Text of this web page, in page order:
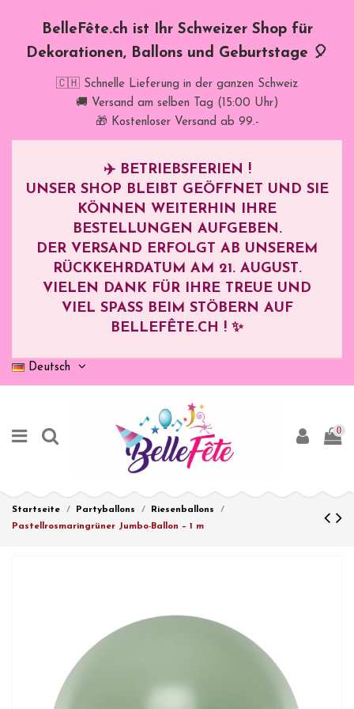
BelleFête.ch ist Ihr Schweizer Shop für
Dekorationen, Ballons und Geburtstage 🎈
🇨🇭 Schnelle Lieferung in der ganzen Schweiz
🚚 Versand am selben Tag (15:00 Uhr)
🎁 Kostenloser Versand ab 99.-
✈️ BETRIEBSFERIEN !
UNSER SHOP BLEIBT GEÖFFNET UND SIE
KÖNNEN WEITERHIN IHRE
BESTELLUNGEN AUFGEBEN.
DER VERSAND ERFOLGT AB UNSEREM
RÜCKKEHRDATUM AM 21. AUGUST.
VIELEN DANK FÜR IHRE TREUE UND
VIEL SPASS BEIM STÖBERN AUF B
ELLEFÊTE.CH ! ✨
Deutsch
0
Startseite Partyballons
Riesenballons
Pastellrosmaringrüner Jumbo-Ballon – 1 m